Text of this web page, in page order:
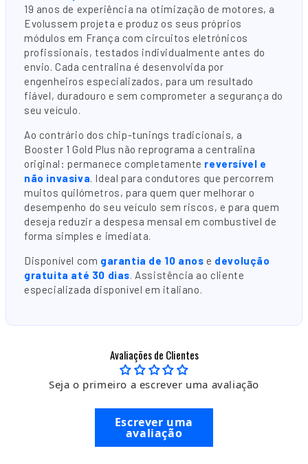
19 anos de experiência na otimização de motores, a
Evolussem projeta e produz os seus próprios
módulos em França com circuitos eletrónicos
profissionais, testados individualmente antes do
envio. Cada centralina é desenvolvida por
engenheiros especializados, para um resultado
fiável, duradouro e sem comprometer a segurança do
seu veículo.
Ao contrário dos chip-tunings tradicionais, a
Booster 1 Gold Plus não reprograma a centralina
original: permanece completamente reversível e
não invasiva. Ideal para condutores que percorrem
muitos quilómetros, para quem quer melhorar o
desempenho do seu veículo sem riscos, e para quem
deseja reduzir a despesa mensal em combustível de
forma simples e imediata.
Disponível com garantia de 10 anos e devolução
gratuita até 30 dias. Assistência ao cliente
especializada disponível em italiano.
Avaliações de Clientes
Seja o primeiro a escrever uma avaliação
Escrever uma
avaliação